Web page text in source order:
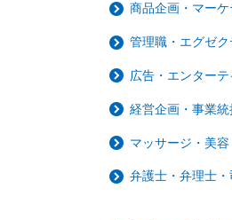
商品企画・マー
管理職・エグゼ
広告・エンター
経営企画・事業
マッサージ・美
弁護士・弁理士